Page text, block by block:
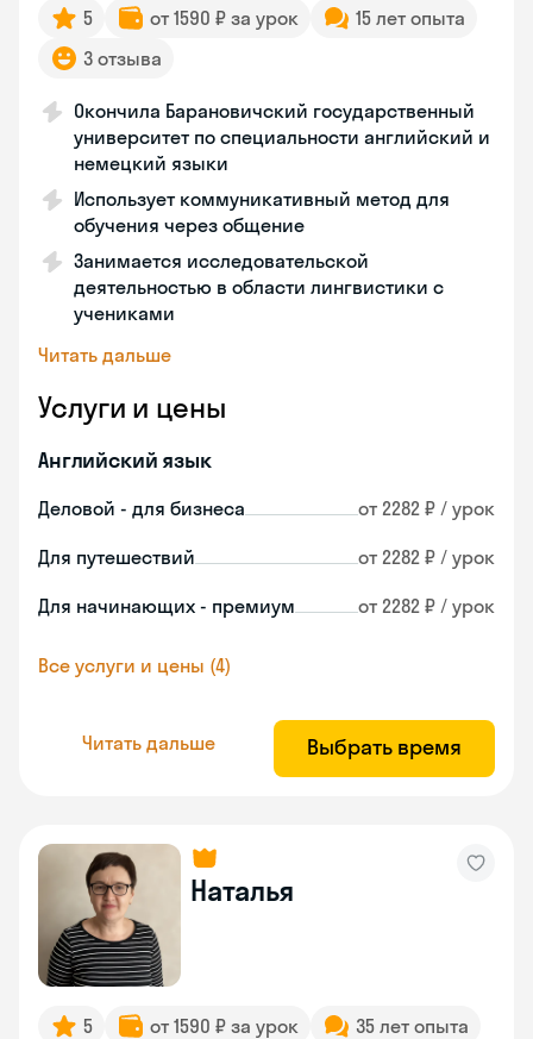
5 от 1590 ₽ за урок
15 лет опыта
3 отзыва
Окончила Барановичский государственный
университет по специальности английский и
немецкий языки
Использует коммуникативный метод для
обучения через общение
Занимается исследовательской
деятельностью в области лингвистики с
учениками
Читать дальше
Услуги и цены
Английский язык
Деловой - для бизнеса от 2282 ₽ / урок
Для путешествий от 2282 ₽ / урок
Для начинающих - премиум от 2282 ₽ / урок
Все услуги и цены (4)
Читать дальше Выбрать время
Наталья
5 от 1590 ₽ за урок
35 лет опыта